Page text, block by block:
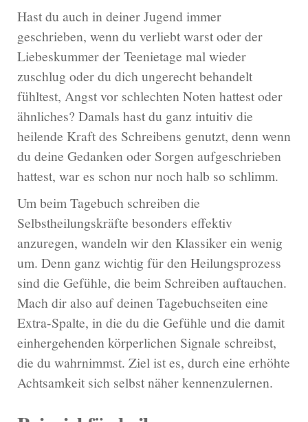
Hast du auch in deiner Jugend immer
geschrieben, wenn du verliebt warst oder der
Liebeskummer der Teenietage mal wieder
zuschlug oder du dich ungerecht behandelt
fühltest, Angst vor schlechten Noten hattest oder
ähnliches? Damals hast du ganz intuitiv die
heilende Kraft des Schreibens genutzt, denn wenn
du deine Gedanken oder Sorgen aufgeschrieben
hattest, war es schon nur noch halb so schlimm.
Um beim Tagebuch schreiben die
Selbstheilungskräfte besonders effektiv
anzuregen, wandeln wir den Klassiker ein wenig
um. Denn ganz wichtig für den Heilungsprozess
sind die Gefühle, die beim Schreiben auftauchen.
Mach dir also auf deinen Tagebuchseiten eine
Extra-Spalte, in die du die Gefühle und die damit
einhergehenden körperlichen Signale schreibst,
die du wahrnimmst. Ziel ist es, durch eine erhöhte
Achtsamkeit sich selbst näher kennenzulernen.